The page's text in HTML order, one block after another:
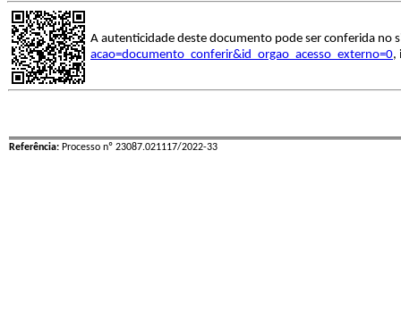
A autenticidade deste documento pode ser conferida no
acao=documento_conferir&id_orgao_acesso_externo=0,
Referência: Processo nº 23087.021117/2022-33